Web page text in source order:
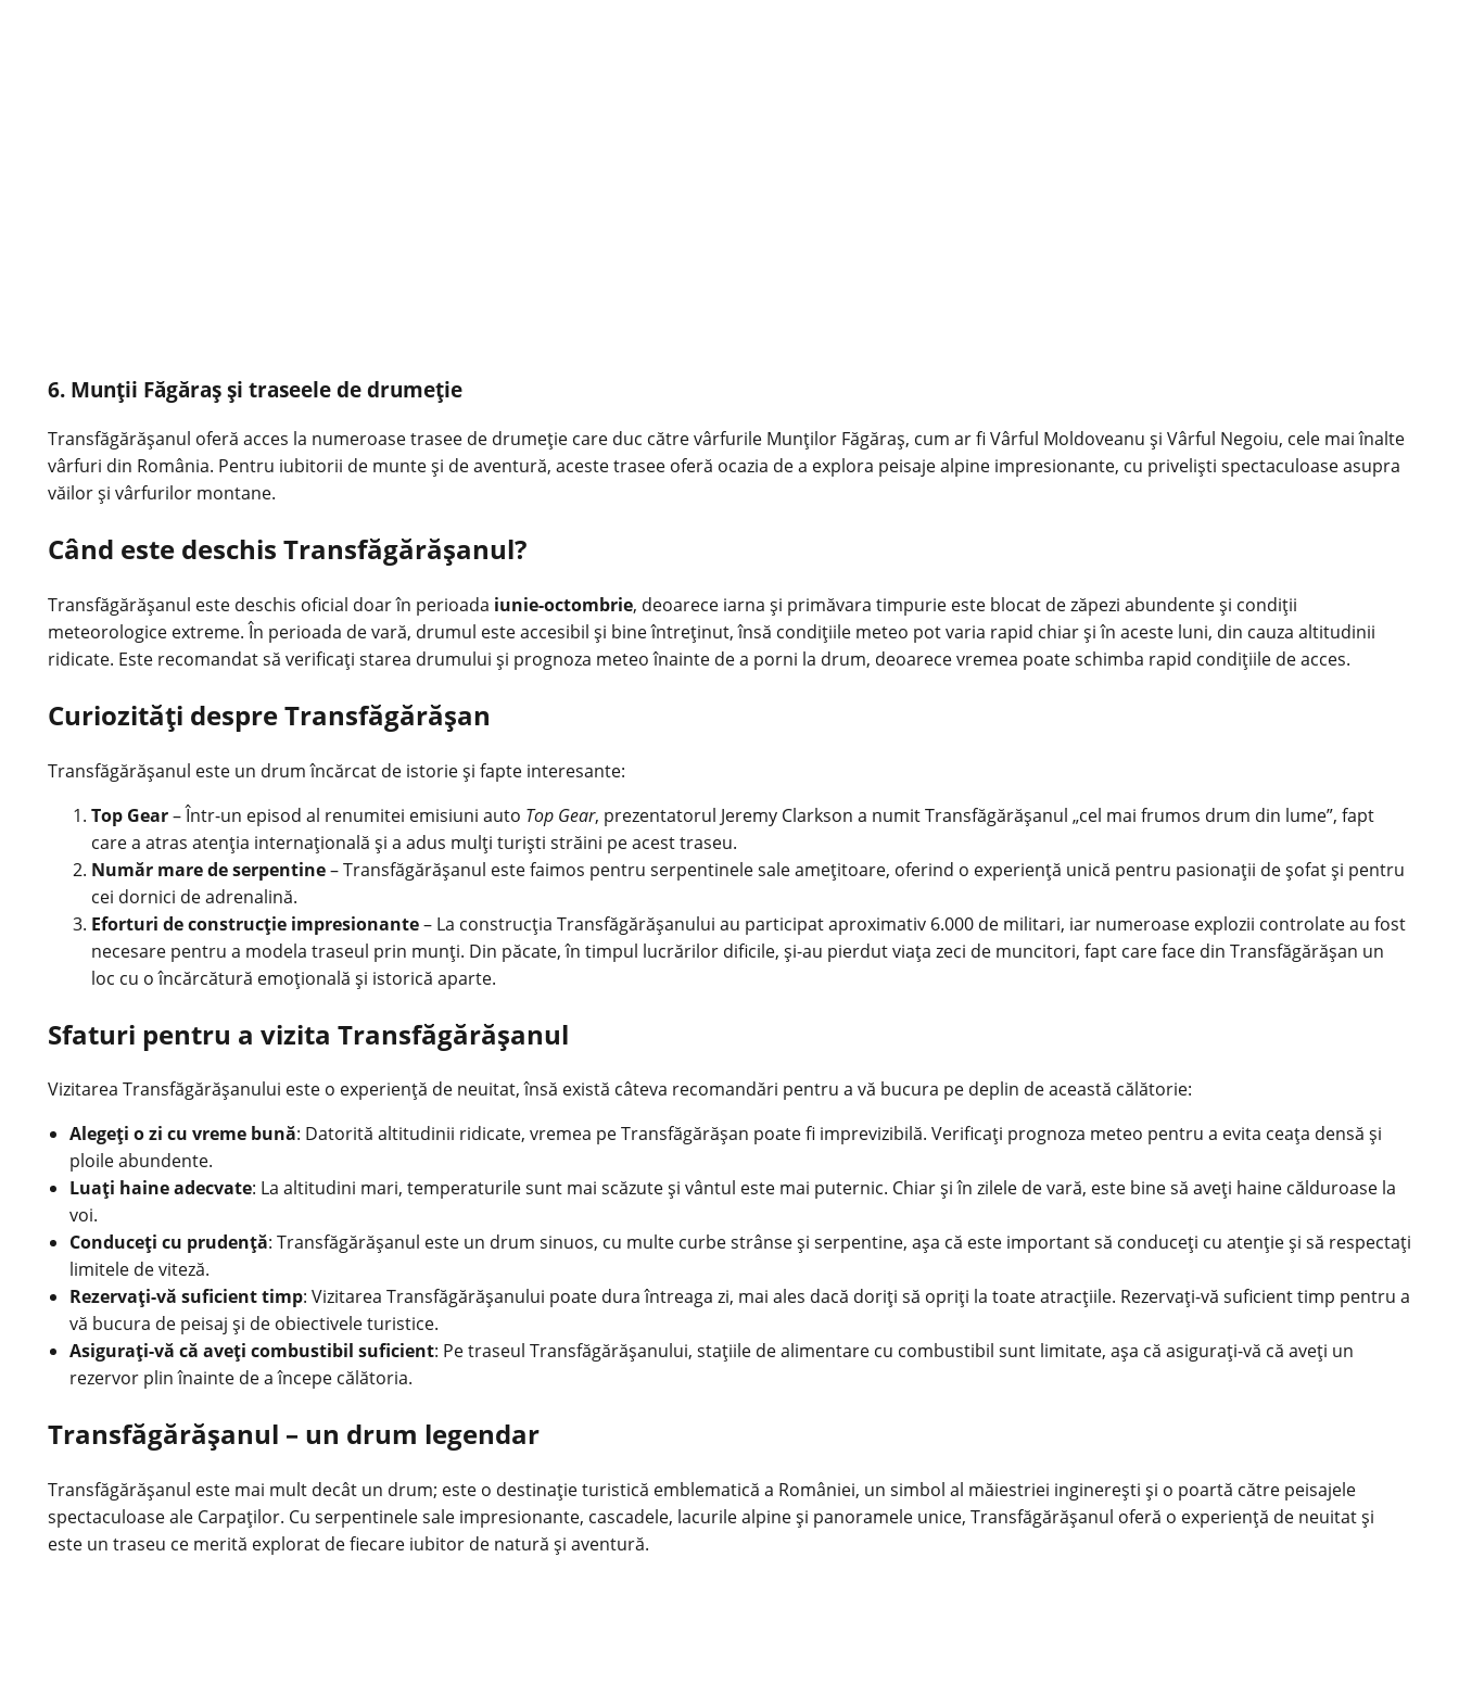
6. Munții Făgăraș și traseele de drumeție
Transfăgărășanul oferă acces la numeroase trasee de drumeție care duc către vârfurile Munților Făgăraș, cum ar fi Vârful Moldoveanu și Vârful Negoiu, cele mai înalte
vârfuri din România. Pentru iubitorii de munte și de aventură, aceste trasee oferă ocazia de a explora peisaje alpine impresionante, cu priveliști spectaculoase asupra
văilor și vârfurilor montane.
Când este deschis Transfăgărășanul?
Transfăgărășanul este deschis oficial doar în perioada iunie-octombrie, deoarece iarna și primăvara timpurie este blocat de zăpezi abundente și condiții
meteorologice extreme. În perioada de vară, drumul este accesibil și bine întreținut, însă condițiile meteo pot varia rapid chiar și în aceste luni, din cauza altitudinii
ridicate. Este recomandat să verificați starea drumului și prognoza meteo înainte de a porni la drum, deoarece vremea poate schimba rapid condițiile de acces.
Curiozități despre Transfăgărășan
Transfăgărășanul este un drum încărcat de istorie și fapte interesante:
Top Gear– Într-un episod al renumitei emisiuni auto Top Gear, prezentatorul Jeremy Clarkson a numit Transfăgărășanul „cel mai frumos drum din lume”, fapt
care a atras atenția internațională și a adus mulți turiști străini pe acest traseu.
Număr mare de serpentine– Transfăgărășanul este faimos pentru serpentinele sale amețitoare, oferind o experiență unică pentru pasionații de șofat și pentru
cei dornici de adrenalină.
Eforturi de construcție impresionante– La construcția Transfăgărășanului au participat aproximativ 6.000 de militari, iar numeroase explozii controlate au fost
necesare pentru a modela traseul prin munți. Din păcate, în timpul lucrărilor dificile, și-au pierdut viața zeci de muncitori, fapt care face din Transfăgărășan un
loc cu o încărcătură emoțională și istorică aparte.
Sfaturi pentru a vizita Transfăgărășanul
Vizitarea Transfăgărășanului este o experiență de neuitat, însă există câteva recomandări pentru a vă bucura pe deplin de această călătorie:
Alegeți o zi cu vreme bună: Datorită altitudinii ridicate, vremea pe Transfăgărășan poate fi imprevizibilă. Verificați prognoza meteo pentru a evita ceața densă și
ploile abundente.
Luați haine adecvate: La altitudini mari, temperaturile sunt mai scăzute și vântul este mai puternic. Chiar și în zilele de vară, este bine să aveți haine călduroase la
voi.
Conduceți cu prudență: Transfăgărășanul este un drum sinuos, cu multe curbe strânse și serpentine, așa că este important să conduceți cu atenție și să respectați
limitele de viteză.
Rezervați-vă suficient timp: Vizitarea Transfăgărășanului poate dura întreaga zi, mai ales dacă doriți să opriți la toate atracțiile. Rezervați-vă suficient timp pentru a
vă bucura de peisaj și de obiectivele turistice.
Asigurați-vă că aveți combustibil suficient: Pe traseul Transfăgărășanului, stațiile de alimentare cu combustibil sunt limitate, așa că asigurați-vă că aveți un
rezervor plin înainte de a începe călătoria.
Transfăgărășanul – un drum legendar
Transfăgărășanul este mai mult decât un drum; este o destinație turistică emblematică a României, un simbol al măiestriei inginerești și o poartă către peisajele
spectaculoase ale Carpaților. Cu serpentinele sale impresionante, cascadele, lacurile alpine și panoramele unice, Transfăgărășanul oferă o experiență de neuitat și
este un traseu ce merită explorat de fiecare iubitor de natură și aventură.